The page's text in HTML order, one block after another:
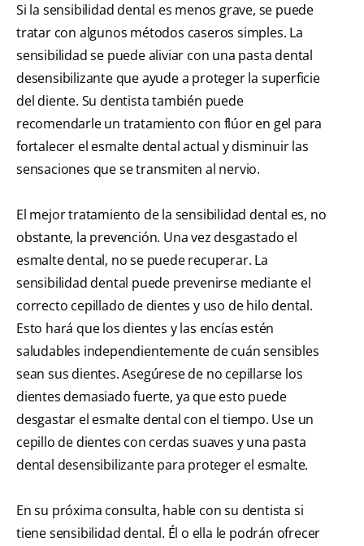
Si la sensibilidad dental es menos grave, se puede
tratar con algunos métodos caseros simples. La
sensibilidad se puede aliviar con una pasta dental
desensibilizante que ayude a proteger la superficie
del diente. Su dentista también puede
recomendarle un tratamiento con flúor en gel para
fortalecer el esmalte dental actual y disminuir las
sensaciones que se transmiten al nervio.
El mejor tratamiento de la sensibilidad dental es, no
obstante, la prevención. Una vez desgastado el
esmalte dental, no se puede recuperar. La
sensibilidad dental puede prevenirse mediante el
correcto cepillado de dientes y uso de hilo dental.
Esto hará que los dientes y las encías estén
saludables independientemente de cuán sensibles
sean sus dientes. Asegúrese de no cepillarse los
dientes demasiado fuerte, ya que esto puede
desgastar el esmalte dental con el tiempo. Use un
cepillo de dientes con cerdas suaves y una pasta
dental desensibilizante para proteger el esmalte.
En su próxima consulta, hable con su dentista si
tiene sensibilidad dental. Él o ella le podrán ofrecer